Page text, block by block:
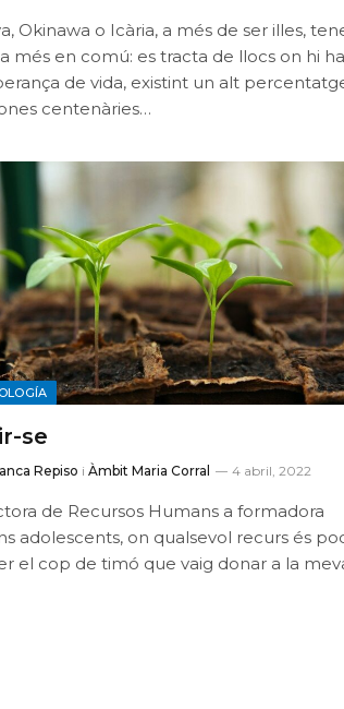
Okinawa o Icària, a més de ser illes,
més en comú: es tracta de llocs on hi ha
de vida, existint un alt
centenàries…
se
Repiso i Àmbit Maria Corral 4 abril, 2022
de Recursos Humans a formadora
adolescents, on qualsevol recurs és
el cop de timó que vaig donar a la